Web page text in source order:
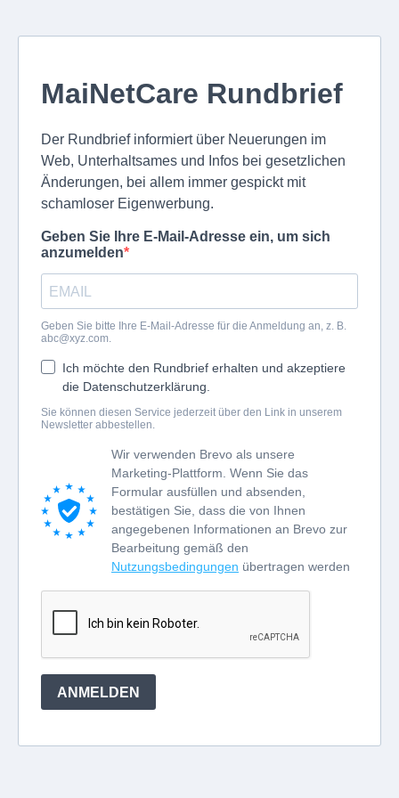
MaiNetCare Rundbrief
Der Rundbrief informiert über Neuerungen im
Web, Unterhaltsames und Infos bei gesetzlichen
Änderungen, bei allem immer gespickt mit
schamloser Eigenwerbung.
Geben Sie Ihre E-Mail-Adresse ein, um sich
anzumelden
Geben Sie bitte Ihre E-Mail-Adresse für die Anmeldung an, z. B.
abc@xyz.com.
Ich möchte den Rundbrief erhalten und akzeptiere
die Datenschutzerklärung.
Sie können diesen Service jederzeit über den Link in unserem
Newsletter abbestellen.
Wir verwenden Brevo als unsere
Marketing-Plattform. Wenn Sie das
Formular ausfüllen und absenden,
bestätigen Sie, dass die von Ihnen
angegebenen Informationen an Brevo zur
Bearbeitung gemäß den
Nutzungsbedingungen übertragen werden
ANMELDEN